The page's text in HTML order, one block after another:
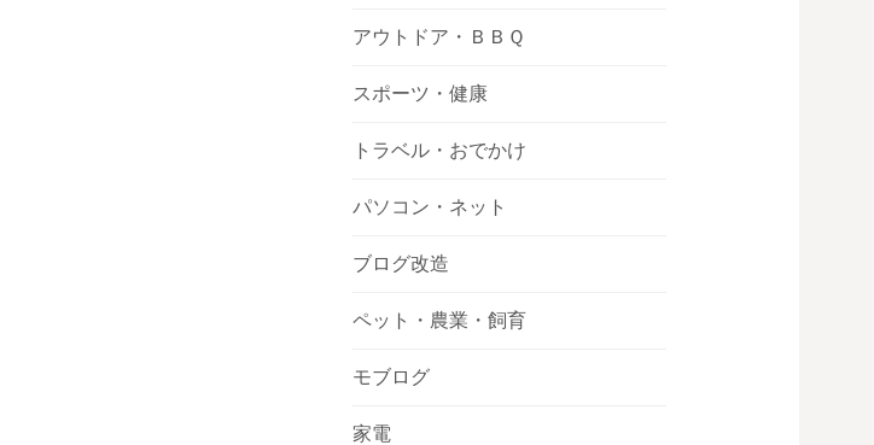
アウトドア・ＢＢＱ
スポーツ・健康
トラベル・おでかけ
パソコン・ネット
ブログ改造
ペット・農業・飼育
モブログ
家電